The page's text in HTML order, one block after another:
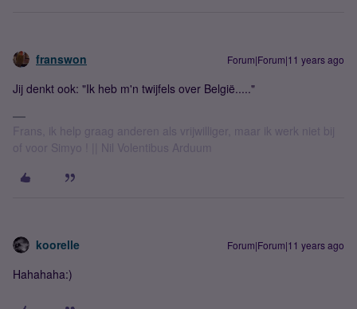
franswon Forum|Forum|11 years ago
Jij denkt ook: "Ik heb m'n twijfels over België....."
Frans, ik help graag anderen als vrijwilliger, maar ik werk niet bij
of voor Simyo ! || Nil Volentibus Arduum
koorelle Forum|Forum|11 years ago
Hahahaha:)